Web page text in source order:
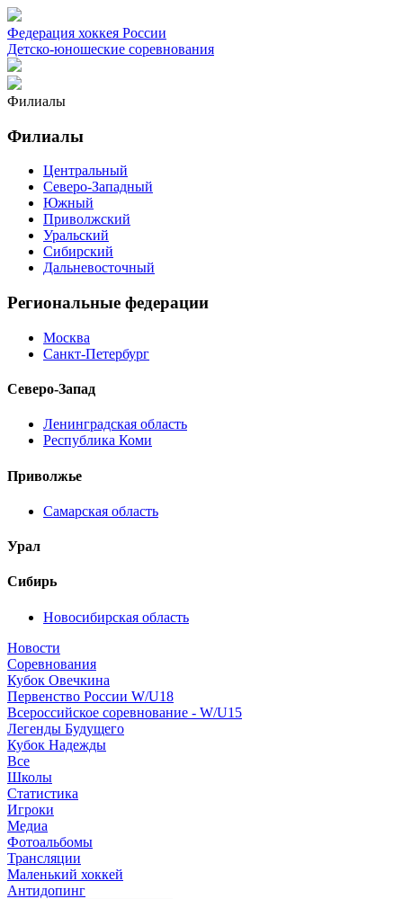
Федерация хоккея России
Детско-юношеские соревнования
Филиалы
Филиалы
Центральный
Северо-Западный
Южный
Приволжский
Уральский
Сибирский
Дальневосточный
Региональные федерации
Москва
Санкт-Петербург
Северо-Запад
Ленинградская область
Республика Коми
Приволжье
Самарская область
Урал
Сибирь
Новосибирская область
Новости
Соревнования
Кубок Овечкина
Первенство России W/U18
Всероссийское соревнование - W/U15
Легенды Будущего
Кубок Надежды
Все
Школы
Статистика
Игроки
Медиа
Фотоальбомы
Трансляции
Маленький хоккей
Антидопинг